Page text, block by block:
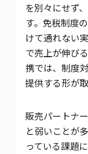
を別々にせず
す。免税制度
けて通れない
で売上が伸び
携では、制度
提供する形が
販売パートナ
と弱いことが
っている課題